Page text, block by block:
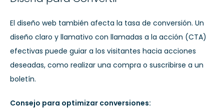
El diseño web también afecta la tasa de conversión. Un
diseño claro y llamativo con llamadas a la acción (CTA)
efectivas puede guiar a los visitantes hacia acciones
deseadas, como realizar una compra o suscribirse a un
boletín.
Consejo para optimizar conversiones: